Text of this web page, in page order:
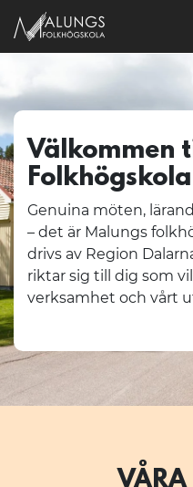
Välkommen
Folkhögskola
Genuina möten,
– det är Malungs
drivs av Region
riktar sig till dig som
verksamhet och vårt
VÅRA